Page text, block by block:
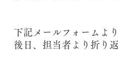
下記メールフォームよ
後日、担当者より折り